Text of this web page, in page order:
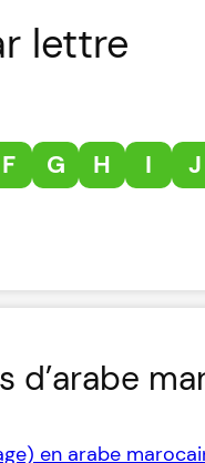
lettre
F G H I J
d’arabe
en arabe